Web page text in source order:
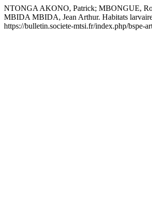
NTONGA AKONO, Patrick; MBONGUE,
MBIDA MBIDA, Jean Arthur. Habitats
https://bulletin.societe-mtsi.fr/index.php/bspe-